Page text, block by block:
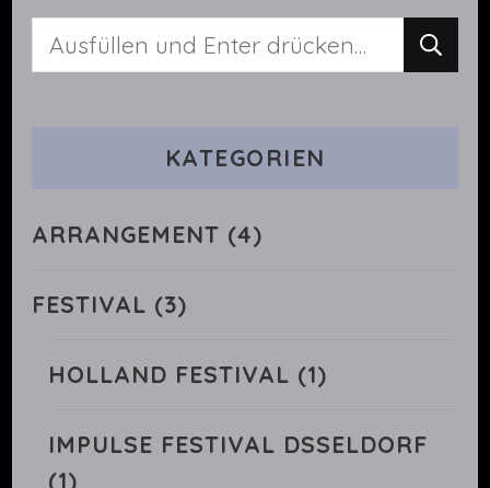
Suchst
KATEGORIEN
ARRANGEMENT (4)
FESTIVAL (3)
HOLLAND FESTIVAL (1)
IMPULSE FESTIVAL DSSELDORF
(1)